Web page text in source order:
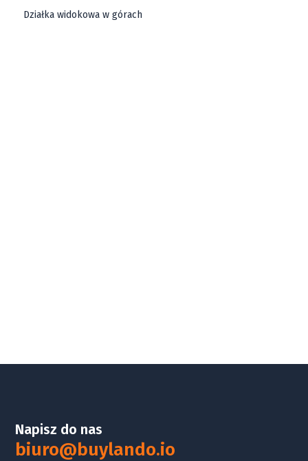
Działka widokowa w górach
Napisz do nas
biuro@buylando.io